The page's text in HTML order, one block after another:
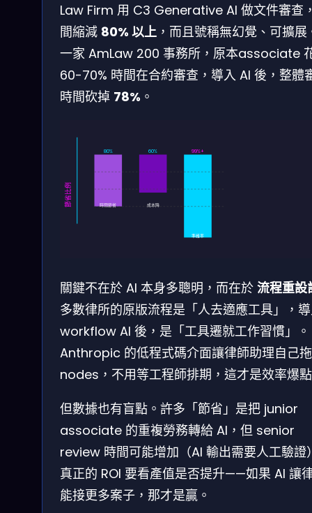
Law Firm 用 C3 Generative AI 做文件審查
間縮減 80% 以上 ，而且號稱無幻覺、可擴展
一家 AmLaw 200 事務所，原本associate
60-70% 時間在合約審查，導入 AI 後，整體
時間砍掉 78% 。
節省比例
80%
時間節省
60%
成本降
99%+
準確率
關鍵不在於 AI 本身多聰明，而在於 流程重設
多數律所的原版流程是「人去適應工具」，
workflow AI 後，是「工具遷就工作習慣」。
Anthropic 的低程式碼介面讓律師助理自己
nodes，不用等工程師排期，這才是效率爆
但數據也有盲點。許多「節省」是把 junior
associate 的重複勞務轉給 AI，但 senior
review 時間可能增加（AI 輸出需要人工驗證
真正的 ROI 要看產值是否提升——如果 AI 讓
能接更多案子，那才是贏。